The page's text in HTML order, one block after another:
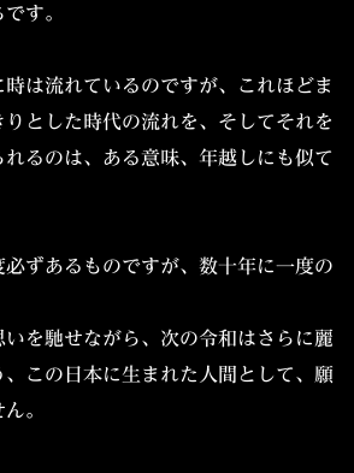
す。
は流れているのですが、これほどま
とした時代の流れを、そしてそれを
るのは、ある意味、年越しにも似て
ずあるものですが、数十年に一度の
を馳せながら、次の令和はさらに麗
、この日本に生まれた人間として、願
。